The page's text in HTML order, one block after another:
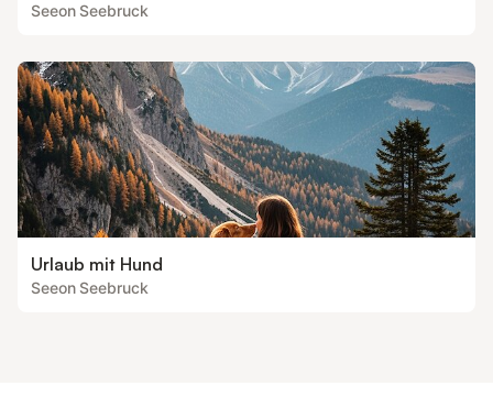
Seeon Seebruck
Urlaub mit Hund
Seeon Seebruck